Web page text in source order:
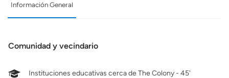
Información General
Comunidad y vecindario
Instituciones educativas cerca de The Colony - 45'